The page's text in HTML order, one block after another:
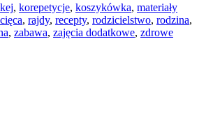
, korepetycje, koszykówka, materiały
, rajdy, recepty, rodzicielstwo, rodzina,
, zabawa, zajęcia dodatkowe, zdrowe